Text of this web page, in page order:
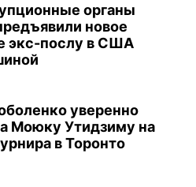
органы
новое
экс-послу в США
уверенно
Моюку Утидзиму на
в Торонто